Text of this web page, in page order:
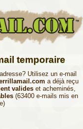
temporaire
Utilisez un e-mail
a déjà reçu
valides et acheminés,
(63400 e-mails mis en